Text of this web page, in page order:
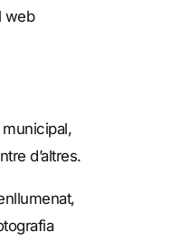
web
d’altres.